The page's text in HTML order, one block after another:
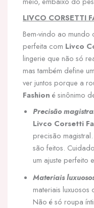
LIVCO CORSETTI
Bem-vindo ao mundo
perfeita com Livco
lingerie que não só
mas também define
ver juntos porque a
Fashion é sinônimo
Precisão
Livco Corsetti
precisão
são feitos.
um ajuste perfeito
Materiais
materiais
Não é só roupa